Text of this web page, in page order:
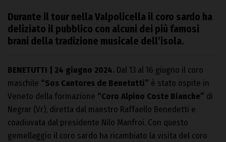
Durante il tour nella Valpolicella il coro sardo ha
deliziato il pubblico con alcuni dei più famosi
brani della tradizione musicale dell’isola.
BENETUTTI | 24 giugno 2024. Dal 13 al 16 giugno il coro
maschile “Sos Cantores de Benetutti” è stato ospite in
Veneto della formazione “Coro Alpino Coste Bianche” di
Negrar (Vr), diretta dal maestro Raffaello Benedetti e
coadiuvata dal presidente Nilo Manfroi. Con questo
gemellaggio il coro sardo ha ricambiato la visita del coro